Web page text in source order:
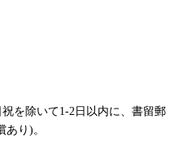
を除いて1-2日以内に、書留郵
り)。